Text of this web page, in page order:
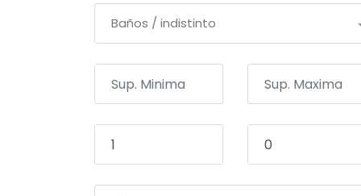
Baños / indistinto